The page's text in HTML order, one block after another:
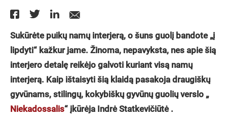
Sukūrėte puikų namų interjerą, o šuns guolį bandote „į
lipdyti“ kažkur jame. Žinoma, nepavyksta, nes apie šią
interjero detalę reikėjo galvoti kuriant visą namų
interjerą. Kaip ištaisyti šią klaidą pasakoja draugiškų
gyvūnams, stilingų, kokybiškų gyvūnų guolių verslo „
Niekadossalis“ įkūrėja Indrė Statkevičiūtė .